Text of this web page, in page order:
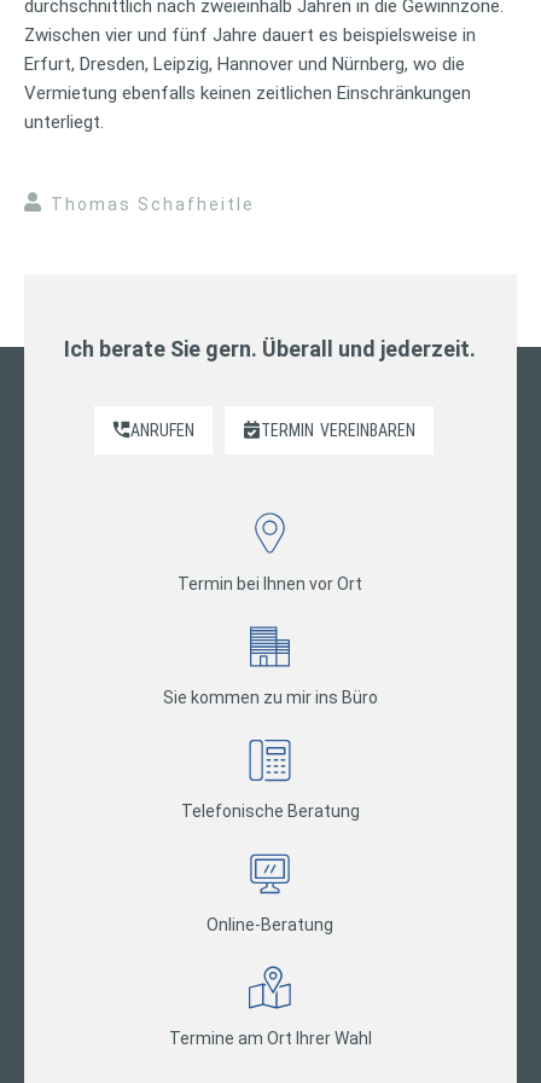
durchschnittlich nach zweieinhalb Jahren in die Gewinnzone.
Zwischen vier und fünf Jahre dauert es beispielsweise in
Erfurt, Dresden, Leipzig, Hannover und Nürnberg, wo die
Vermietung ebenfalls keinen zeitlichen Einschränkungen
unterliegt.
Thomas Schafheitle
Ich berate Sie gern. Überall und jederzeit.
ANRUFEN TERMIN VEREINBAREN
Termin bei Ihnen vor Ort
Sie kommen zu mir ins Büro
Telefonische Beratung
Online-Beratung
Termine am Ort Ihrer Wahl